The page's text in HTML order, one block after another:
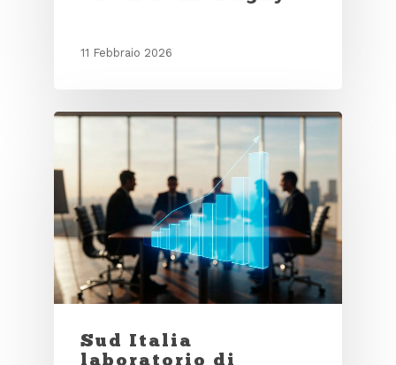
11 Febbraio 2026
Sud Italia
laboratorio di